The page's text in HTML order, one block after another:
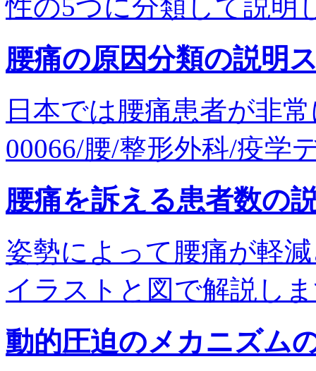
性の5つに分類して説明
腰痛の原因分類の説明
日本では腰痛患者が非
00066/腰/整形外科/疫学
腰痛を訴える患者数の
姿勢によって腰痛が軽
イラストと図で解説し
動的圧迫のメカニズム